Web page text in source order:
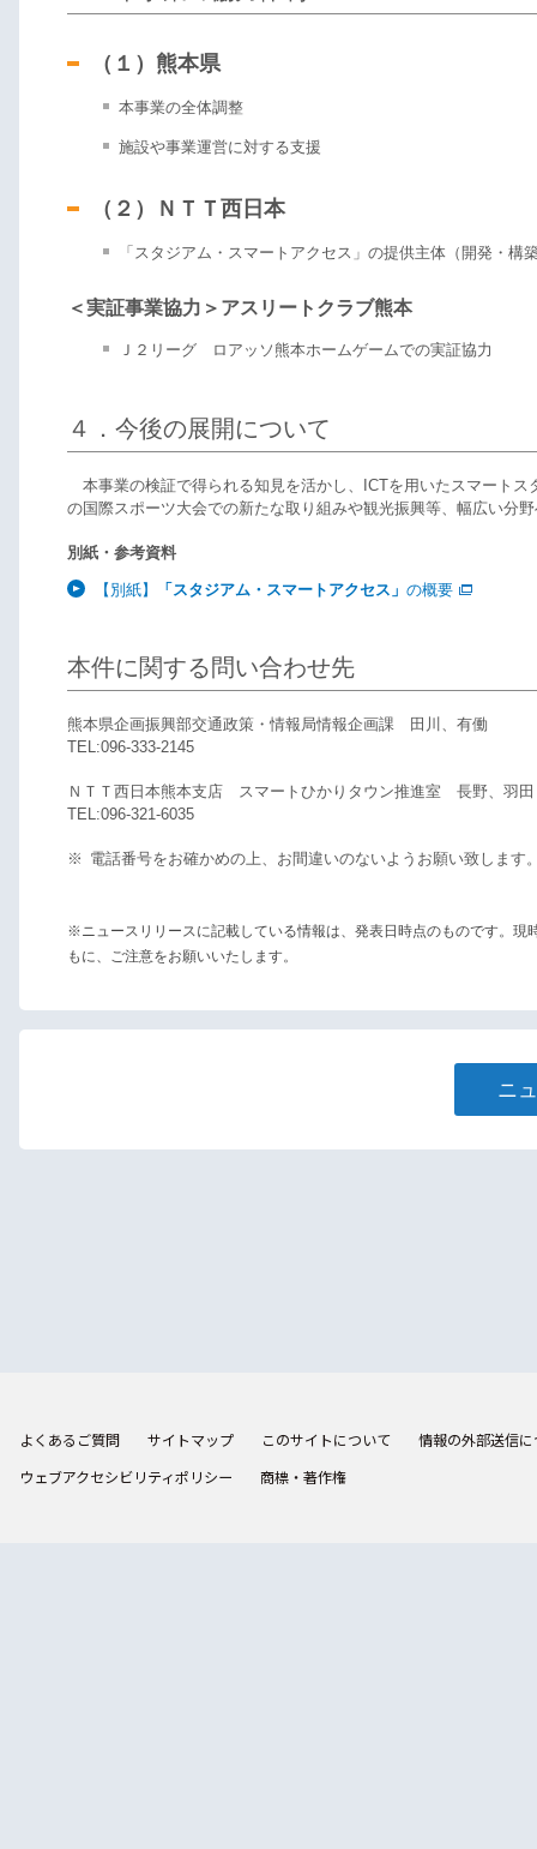
（１）熊本県
本事業の全体調整
施設や事業運営に対する支援
（２）ＮＴＴ西日本
「スタジアム・スマートアクセス」の提供主体（開発・構
＜実証事業協力＞アスリートクラブ熊本
Ｊ２リーグ ロアッソ熊本ホームゲームでの実証協力
４．今後の展開について
本事業の検証で得られる知見を活かし、ICTを用いたスマート
の国際スポーツ大会での新たな取り組みや観光振興等、幅広い分
別紙・参考資料
【別紙】 「スタジアム・スマートアクセス」 の概要
本件に関する問い合わせ先
熊本県企画振興部交通政策・情報局情報企画課 田川、有働
TEL:096-333-2145
ＮＴＴ西日本熊本支店 スマートひかりタウン推進室 長野、羽田
TEL:096-321-6035
※ 電話番号をお確かめの上、お間違いのないようお願い致します
※ニュースリリースに記載している情報は、発表日時点のものです。
もに、ご注意をお願いいたします。
ニ
よくあるご質問 サイトマップ このサイトについて
情報の外部送信
ウェブアクセシビリティポリシー
商標・著作権